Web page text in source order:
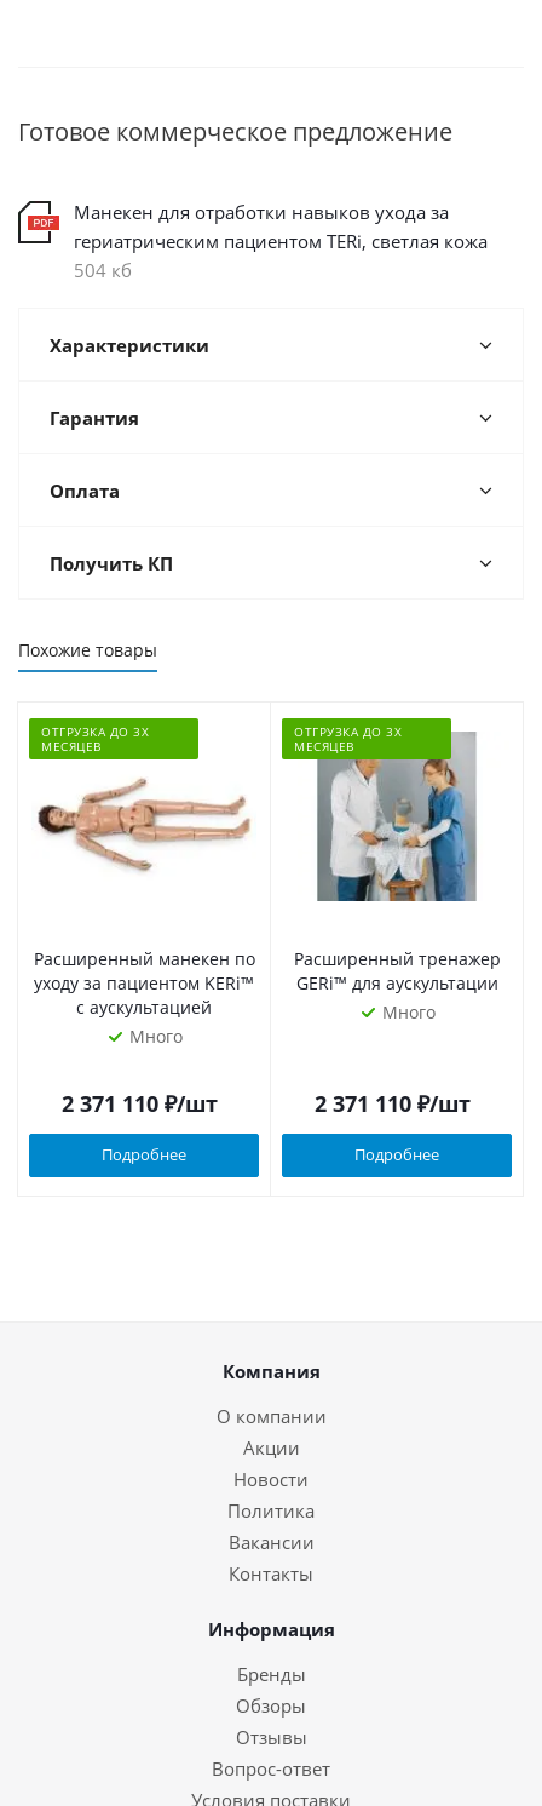
Готовое коммерческое предложение
Манекен для отработки навыков ухода за
гериатрическим пациентом TERi, светлая кожа
504 кб
Характеристики
Гарантия
Оплата
Получить КП
Похожие товары
ОТГРУЗКА ДО 3Х
МЕСЯЦЕВ
Расширенный манекен по
уходу за пациентом KERi™
с аускультацией
Много
2 371 110 ₽/шт
Подробнее
ОТГРУЗКА ДО 3Х
МЕСЯЦЕВ
Расширенный тренажер
GERi™ для аускультации
Много
2 371 110 ₽/шт
Подробнее
Компания
О компании
Акции
Новости
Политика
Вакансии
Контакты
Информация
Бренды
Обзоры
Отзывы
Вопрос-ответ
Условия поставки